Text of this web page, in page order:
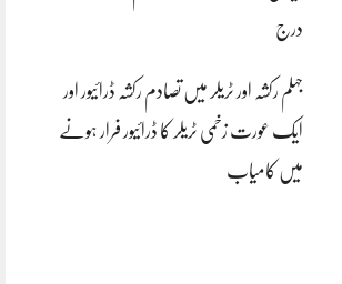
درج
جہلم رکشہ اور ٹریلر میں تصادم رکشہ ڈرائیور اور
ایک عورت زخمی ٹریلر کا ڈرائیور فرار ہونے
میں کامیاب